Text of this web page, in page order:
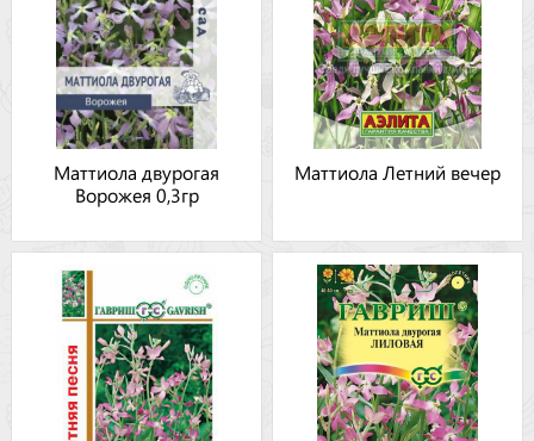
Маттиола двурогая
Ворожея 0,3гр
Маттиола Летний вечер